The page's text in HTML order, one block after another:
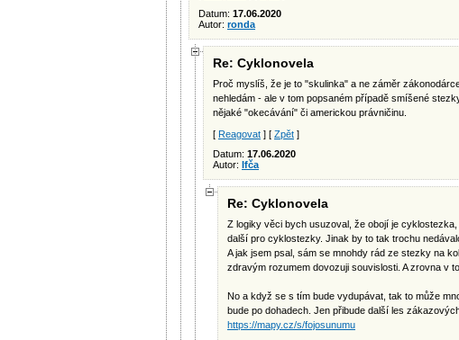
Datum: 17.06.2020
Autor: ronda
Re: Cyklonovela
Proč myslíš, že je to "skulinka" a ne záměr
nehledám - ale v tom popsaném případě smíšené
nějaké "okecávání" či americkou právničinu.
[ Reagovat ] [ Zpět ]
Datum: 17.06.2020
Autor: Ifča
Re: Cyklonovela
Z logiky věci bych usuzoval, že obojí je
další pro cyklostezky. Jinak by to tak trochu
A jak jsem psal, sám se mnohdy rád ze stezky na
zdravým rozumem dovozuji souvislosti. A zrovna v
No a když se s tím bude vydupávat, tak to může
bude po dohadech. Jen přibude další les
https://mapy.cz/s/fojosunumu